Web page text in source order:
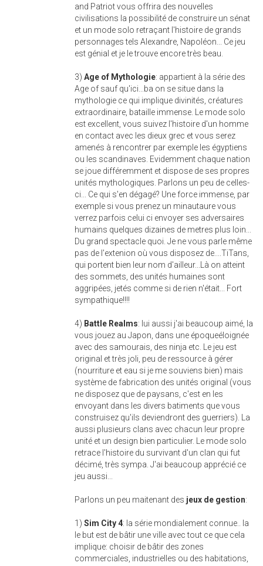
and Patriot vous offrira des nouvelles
civilisations la possibilité de construire un sénat
et un mode solo retraçant l'histoire de grands
personnages tels Alexandre, Napoléon... Ce jeu
est génial et je le trouve encore très beau.
3) Age of Mythologie: appartient à la série des
Age of sauf qu'ici...ba on se situe dans la
mythologie ce qui implique divinités, créatures
extraordinaire, bataille immense. Le mode solo
est excellent, vous suivez l'histoire d'un homme
en contact avec les dieux grec et vous serez
amenés à rencontrer par exemple les égyptiens
ou les scandinaves. Evidemment chaque nation
se joue différemment et dispose de ses propres
unités mythologiques. Parlons un peu de celles-
ci... Ce qui s'en dégagé? Une force immense, par
exemple si vous prenez un minautaure vous
verrez parfois celui ci envoyer ses adversaires
humains quelques dizaines de metres plus loin...
Du grand spectacle quoi. Je ne vous parle même
pas de l'extenion où vous disposez de....TiTans,
qui portent bien leur nom d'ailleur...Là on atteint
des sommets, des unités humaines sont
aggripées, jetés comme si de rien n'était... Fort
sympathique!!!!
4) Battle Realms: lui aussi j'ai beaucoup aimé, la
vous jouez au Japon, dans une époqueéloignée
avec des samourais, des ninja etc. Le jeu est
original et très joli, peu de ressource à gérer
(nourriture et eau si je me souviens bien) mais
système de fabrication des unités original (vous
ne disposez que de paysans, c'est en les
envoyant dans les divers batiments que vous
construisez qu'ils deviendront des guerriers). La
aussi plusieurs clans avec chacun leur propre
unité et un design bien particulier. Le mode solo
retrace l'histoire du survivant d'un clan qui fut
décimé, très sympa. J'ai beaucoup apprécié ce
jeu aussi...
Parlons un peu maitenant des jeux de gestion:
1) Sim City 4: la série mondialement connue.. la
le but est de bâtir une ville avec tout ce que cela
implique: choisir de bâtir des zones
commerciales, industrielles ou des habitations,